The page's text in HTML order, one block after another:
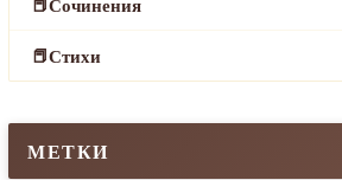
Стихи
МЕТКИ